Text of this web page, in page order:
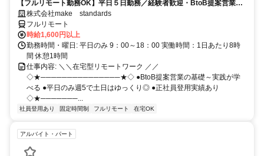
【フルリモート勤務OK】平日５日勤務／経験者歓迎・BtoB提案営業で
スキルアップ
株式会社make standards
フルリモート
時給1,600円以上
勤務時間・曜日: 平日のみ 9：00～18：00 実働時間：1日あたり8時
間 休憩1時間
仕事内容: ＼＼在宅型リモートワーク ／／
◇★───────────────★◇ ●BtoB提案営業の基礎～実践が学
べる ●平日のみ週5で土日はゆっくり◎ ●正社員登用実績あり
◇★───────...
社員登用あり 固定時間制 フルリモート 在宅OK
アルバイト・パート